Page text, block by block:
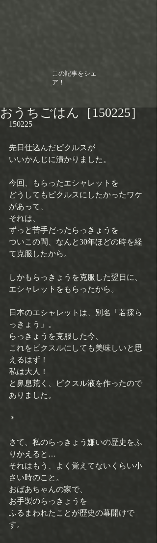
この記事をシェ
ア！
おうちごはん［150225］
150225
先日仕込んだピクルスが
いいかんじに漬かりました。
今回、もらったエシャレットを
どうしてもピクルスにしたかったワケ
があって、
それは、
ずっと苦手だったらっきょうを
ついこの間、なんと30年ほどの時を経
て克服したから。
しかもらっきょうを克服した翌日に、
エシャレットをもらったから。
日本のエシャレットは、別名「若採ら
っきょう」。
らっきょうを克服した今、
これをピクスルにしても美味しいと思
えるはず！
私は大人！
と鼻息荒く、ピクスル液を作ったので
ありました。
＊
さて、私のらっきょう嫌いの歴史をふ
りかえると…
それはもう、よく覚えてないくらい小
さい時のこと。
おばあちゃんの家で、
お手製のらっきょうを
ふるまわれたことが歴史の幕開けで
す。